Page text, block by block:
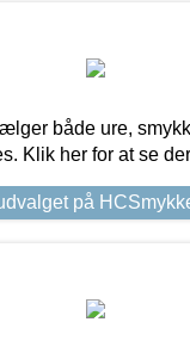
både ure,
Klik her for at se
på